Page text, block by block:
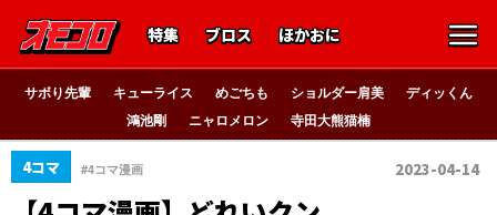
特集 ブロス ほかおに
サボり先輩 キューライス めごちも ショルダー肩美
ディッくん
鴻池剛
ニャロメロン 寺田大熊猫楠
4コマ #4コマ漫画 2023-04-14